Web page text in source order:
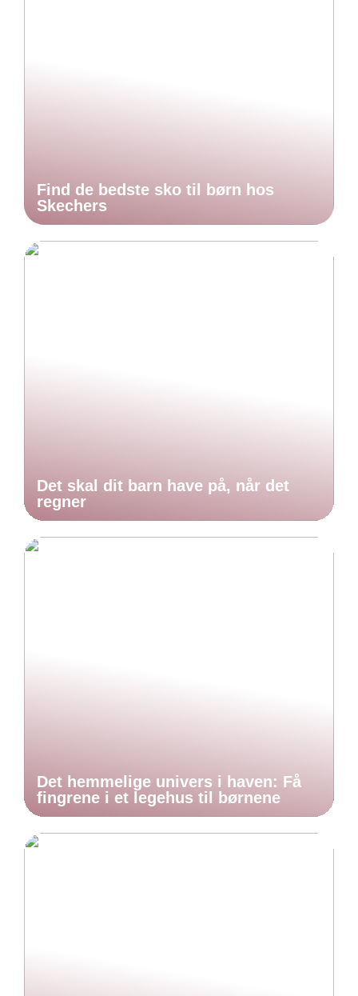
Find de bedste sko til børn hos
Skechers
Det skal dit barn have på, når det
regner
Det hemmelige univers i haven: Få
fingrene i et legehus til børnene